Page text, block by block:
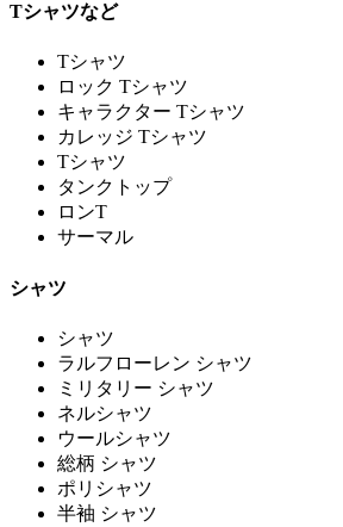
Tシャツなど
Tシャツ
ロック Tシャツ
キャラクター Tシャツ
カレッジ Tシャツ
Tシャツ
タンクトップ
ロンT
サーマル
シャツ
シャツ
ラルフローレン シャツ
ミリタリー シャツ
ネルシャツ
ウールシャツ
総柄 シャツ
ポリシャツ
半袖 シャツ